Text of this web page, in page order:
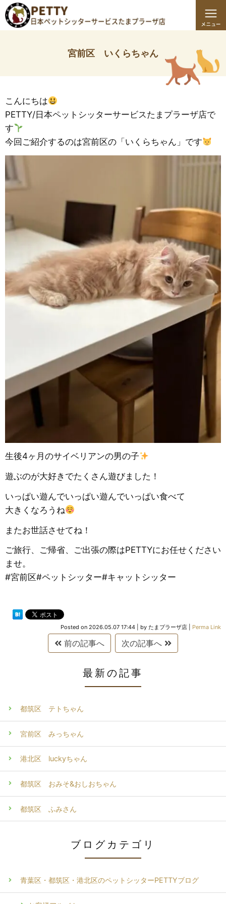
宮前区 いくらちゃん
こんにちは
PETTY/日本ペットシッターサービスたまプラーザ店で
す
今回ご紹介するのは宮前区の「いくらちゃん」です
生後4ヶ月のサイベリアンの男の子
遊ぶのが大好きでたくさん遊びました！
いっぱい遊んでいっぱい遊んでいっぱい食べて
大きくなろうね
またお世話させてね！
ご旅行、ご帰省、ご出張の際はPETTYにお任せください
ませ。
#宮前区#ペットシッター#キャットシッター
Posted on 2026.05.07 17:44 by たまプラーザ店 Perma Link
前の記事へ 次の記事へ
最新の記事
都筑区 テトちゃん
宮前区 みっちゃん
港北区 luckyちゃん
都筑区 おみそ&おしおちゃん
都筑区 ふみさん
ブログカテゴリ
青葉区・都筑区・港北区のペットシッターPETTYブログ